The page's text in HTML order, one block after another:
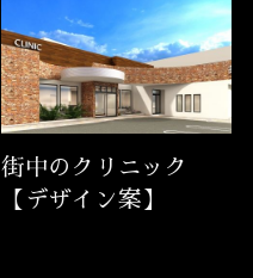
街中のクリニック
【デザイン案】